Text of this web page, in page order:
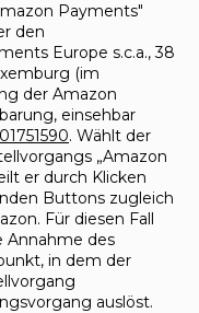
Payments"
den
Europe s.c.a., 38
(im
der Amazon
einsehbar
. Wählt der
„Amazon
er durch Klicken
Buttons zugleich
Für diesen Fall
Annahme des
in dem der
auslöst.